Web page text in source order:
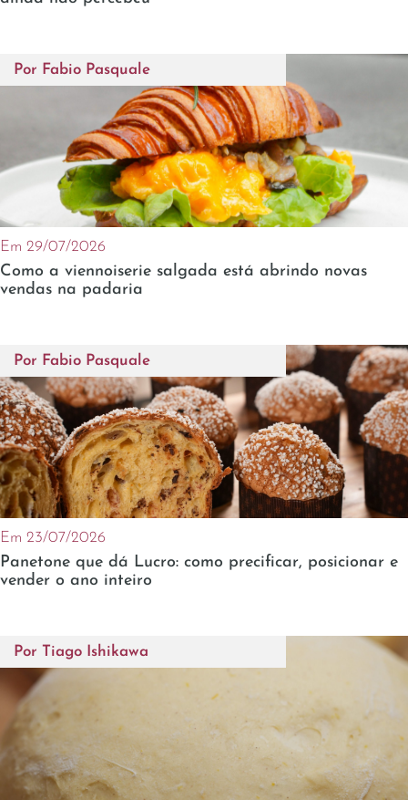
Por Fabio Pasquale
Em 29/07/2026
Como a viennoiserie salgada está abrindo novas
vendas na padaria
Por Fabio Pasquale
Em 23/07/2026
Panetone que dá Lucro: como precificar, posicionar e
vender o ano inteiro
Por Tiago Ishikawa